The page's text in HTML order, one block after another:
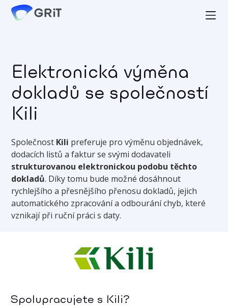
Elektronická výměna
dokladů se společností
Kili
Společnost Kili preferuje pro výměnu objednávek,
dodacích listů a faktur se svými dodavateli
strukturovanou elektronickou podobu těchto
dokladů. Díky tomu bude možné dosáhnout
rychlejšího a přesnějšího přenosu dokladů, jejich
automatického zpracování a odbourání chyb, které
vznikají při ruční práci s daty.
Spolupracujete s Kili?